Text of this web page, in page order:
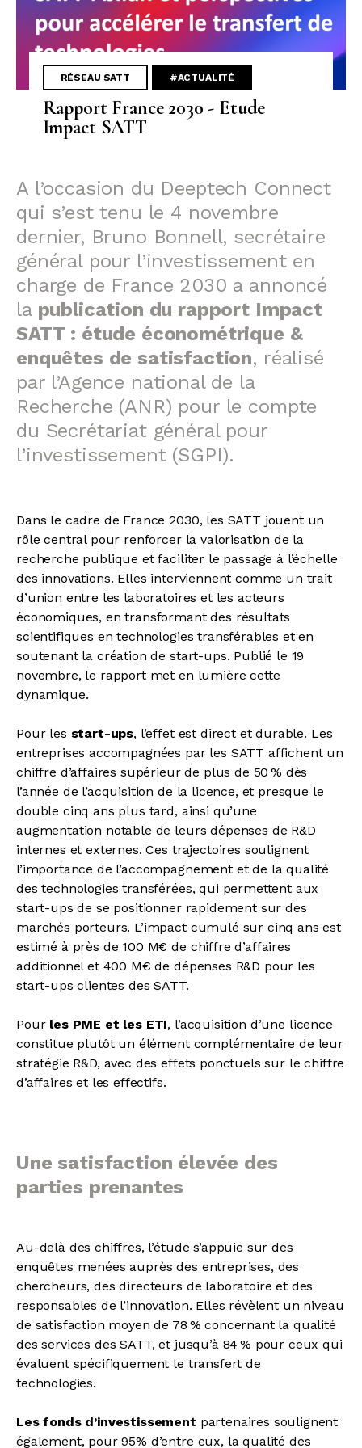
RÉSEAU SATT #ACTUALITÉ
Rapport France 2030 - Etude
Impact SATT
A l’occasion du Deeptech Connect
qui s’est tenu le 4 novembre
dernier, Bruno Bonnell, secrétaire
général pour l’investissement en
charge de France 2030 a annoncé
la publication du rapport Impact
SATT : étude économétrique &
enquêtes de satisfaction, réalisé
par l’Agence national de la
Recherche (ANR) pour le compte
du Secrétariat général pour
l’investissement (SGPI).
Dans le cadre de France 2030, les SATT jouent un
rôle central pour renforcer la valorisation de la
recherche publique et faciliter le passage à l’échelle
des innovations. Elles interviennent comme un trait
d’union entre les laboratoires et les acteurs
économiques, en transformant des résultats
scientifiques en technologies transférables et en
soutenant la création de start-ups. Publié le 19
novembre, le rapport met en lumière cette
dynamique.
Pour les start-ups, l’effet est direct et durable. Les
entreprises accompagnées par les SATT affichent un
chiffre d’affaires supérieur de plus de 50 % dès
l’année de l’acquisition de la licence, et presque le
double cinq ans plus tard, ainsi qu’une
augmentation notable de leurs dépenses de R&D
internes et externes. Ces trajectoires soulignent
l’importance de l’accompagnement et de la qualité
des technologies transférées, qui permettent aux
start-ups de se positionner rapidement sur des
marchés porteurs. L’impact cumulé sur cinq ans est
estimé à près de 100 M€ de chiffre d’affaires
additionnel et 400 M€ de dépenses R&D pour les
start-ups clientes des SATT.
Pourles PME et les ETI, l’acquisition d’une licence
constitue plutôt un élément complémentaire de leur
stratégie R&D, avec des effets ponctuels sur le chiffre
d’affaires et les effectifs.
Une satisfaction élevée des
parties prenantes
Au-delà des chiffres, l’étude s’appuie sur des
enquêtes menées auprès des entreprises, des
chercheurs, des directeurs de laboratoire et des
responsables de l’innovation. Elles révèlent un niveau
de satisfaction moyen de 78 % concernant la qualité
des services des SATT, et jusqu’à 84 % pour ceux qui
évaluent spécifiquement le transfert de
technologies.
Les fonds d’investissement partenaires soulignent
également, pour 95% d’entre eux, la qualité des